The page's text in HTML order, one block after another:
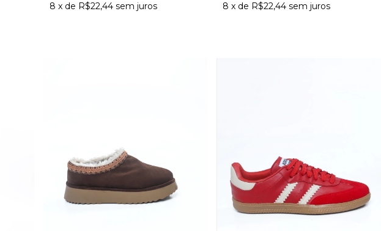
8 x de R$22,44 sem juros
8 x de R$22,44 sem juros